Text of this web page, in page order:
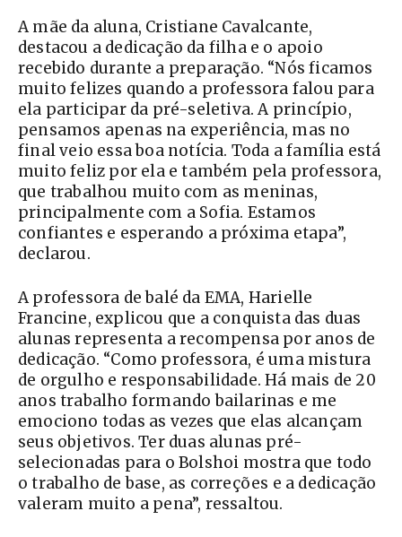
A mãe da aluna, Cristiane Cavalcante,
destacou a dedicação da filha e o apoio
recebido durante a preparação. “Nós ficamos
muito felizes quando a professora falou para
ela participar da pré-seletiva. A princípio,
pensamos apenas na experiência, mas no
final veio essa boa notícia. Toda a família está
muito feliz por ela e também pela professora,
que trabalhou muito com as meninas,
principalmente com a Sofia. Estamos
confiantes e esperando a próxima etapa”,
declarou.
A professora de balé da EMA, Harielle
Francine, explicou que a conquista das duas
alunas representa a recompensa por anos de
dedicação. “Como professora, é uma mistura
de orgulho e responsabilidade. Há mais de 20
anos trabalho formando bailarinas e me
emociono todas as vezes que elas alcançam
seus objetivos. Ter duas alunas pré-
selecionadas para o Bolshoi mostra que todo
o trabalho de base, as correções e a dedicação
valeram muito a pena”, ressaltou.